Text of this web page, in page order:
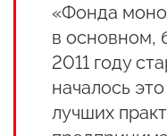
«Фонда
в основном,
2011 году
началось
лучших